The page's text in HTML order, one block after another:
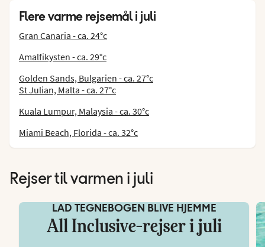
Flere varme rejsemål i juli
Gran Canaria - ca. 24°c
Amalfikysten - ca. 29°c
Golden Sands, Bulgarien - ca. 27°c
St Julian, Malta - ca. 27°c
Kuala Lumpur, Malaysia - ca. 30°c
Miami Beach, Florida - ca. 32°c
Rejser til varmen i juli
LAD TEGNEBOGEN BLIVE HJEMME
All Inclusive-rejser i juli